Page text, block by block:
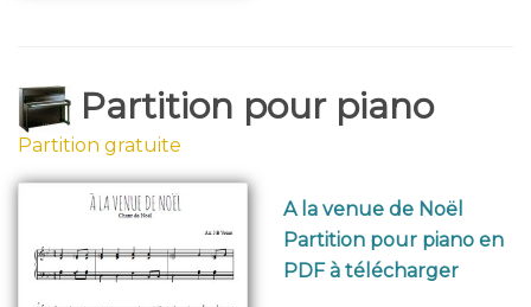
Partition pour piano
Partition gratuite
A la venue de Noël
Partition pour piano en
PDF à télécharger